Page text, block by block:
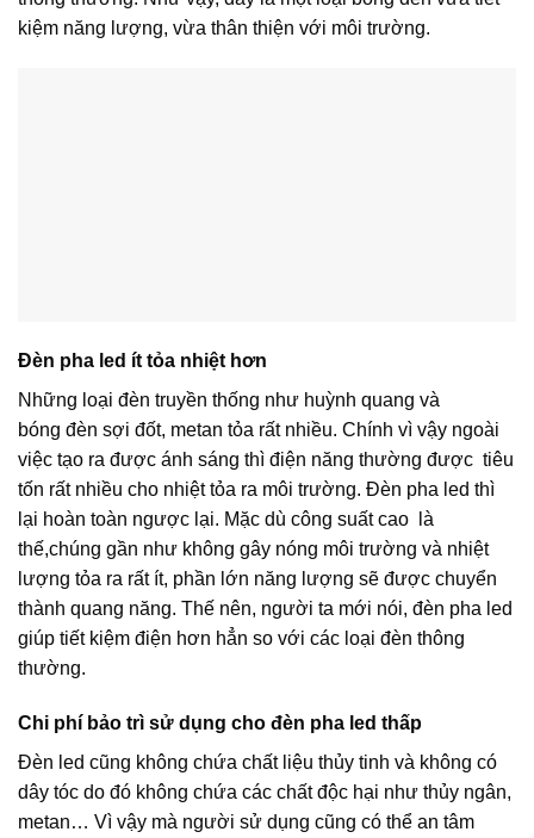
kiệm năng lượng, vừa thân thiện với môi trường.
Đèn pha led ít tỏa nhiệt hơn
Những loại đèn truyền thống như huỳnh quang và
bóng đèn sợi đốt, metan tỏa rất nhiều. Chính vì vậy ngoài
việc tạo ra được ánh sáng thì điện năng thường được tiêu
tốn rất nhiều cho nhiệt tỏa ra môi trường. Đèn pha led thì
lại hoàn toàn ngược lại. Mặc dù công suất cao là
thế,chúng gần như không gây nóng môi trường và nhiệt
lượng tỏa ra rất ít, phần lớn năng lượng sẽ được chuyển
thành quang năng. Thế nên, người ta mới nói, đèn pha led
giúp tiết kiệm điện hơn hẳn so với các loại đèn thông
thường.
Chi phí bảo trì sử dụng cho đèn pha led thấp
Đèn led cũng không chứa chất liệu thủy tinh và không có
dây tóc do đó không chứa các chất độc hại như thủy ngân,
metan… Vì vậy mà người sử dụng cũng có thể an tâm